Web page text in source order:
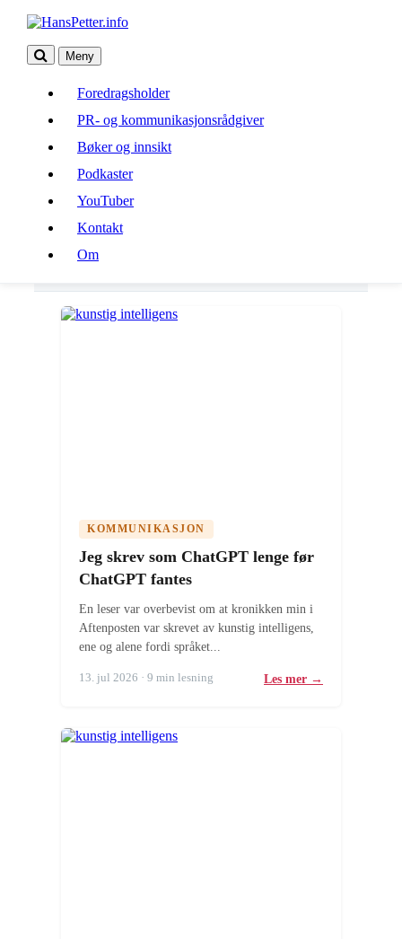
Meny
Foredragsholder
PR- og kommunikasjonsrådgiver
Bøker og innsikt
Podkaster
YouTuber
Kontakt
Om
Foredragsholder
PR- og kommunikasjonsrådgiver
Bøker og innsikt
YouTuber
Kontakt
kommunikasjon
KOMMUNIKASJON
Jeg skrev som ChatGPT lenge før
ChatGPT fantes
En leser var overbevist om at kronikken min i
Aftenposten var skrevet av kunstig intelligens,
ene og alene fordi språket...
13. jul 2026 · 9 min lesning Les mer →